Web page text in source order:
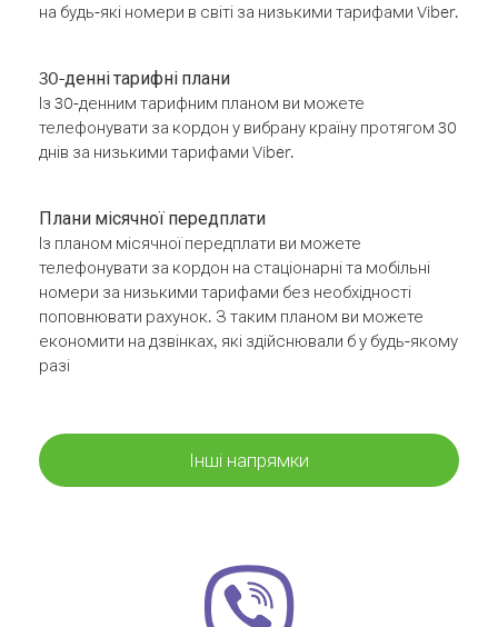
на будь-які номери в світі за низькими тарифами Viber.
30-денні тарифні плани
Із 30-денним тарифним планом ви можете
телефонувати за кордон у вибрану країну протягом 30
днів за низькими тарифами Viber.
Плани місячної передплати
Із планом місячної передплати ви можете
телефонувати за кордон на стаціонарні та мобільні
номери за низькими тарифами без необхідності
поповнювати рахунок. З таким планом ви можете
економити на дзвінках, які здійснювали б у будь-якому
разі
Інші напрямки